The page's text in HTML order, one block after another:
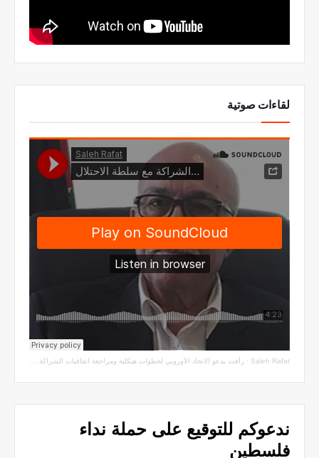
لقاءات صوتية
Saleh Rafat
· رأفت يدعو الاتحاد الأوروبي لخطوات هيكلية ومراجعة اتفاقيات الشراكة مع سلطة الاحتلال